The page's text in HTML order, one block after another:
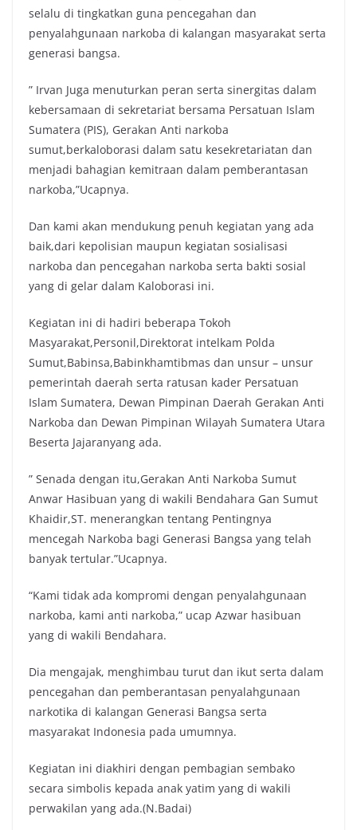
selalu di tingkatkan guna pencegahan dan
penyalahgunaan narkoba di kalangan masyarakat serta
generasi bangsa.
” Irvan Juga menuturkan peran serta sinergitas dalam
kebersamaan di sekretariat bersama Persatuan Islam
Sumatera (PIS), Gerakan Anti narkoba
sumut,berkaloborasi dalam satu kesekretariatan dan
menjadi bahagian kemitraan dalam pemberantasan
narkoba,”Ucapnya.
Dan kami akan mendukung penuh kegiatan yang ada
baik,dari kepolisian maupun kegiatan sosialisasi
narkoba dan pencegahan narkoba serta bakti sosial
yang di gelar dalam Kaloborasi ini.
Kegiatan ini di hadiri beberapa Tokoh
Masyarakat,Personil,Direktorat intelkam Polda
Sumut,Babinsa,Babinkhamtibmas dan unsur – unsur
pemerintah daerah serta ratusan kader Persatuan
Islam Sumatera, Dewan Pimpinan Daerah Gerakan Anti
Narkoba dan Dewan Pimpinan Wilayah Sumatera Utara
Beserta Jajaranyang ada.
” Senada dengan itu,Gerakan Anti Narkoba Sumut
Anwar Hasibuan yang di wakili Bendahara Gan Sumut
Khaidir,ST. menerangkan tentang Pentingnya
mencegah Narkoba bagi Generasi Bangsa yang telah
banyak tertular.”Ucapnya.
“Kami tidak ada kompromi dengan penyalahgunaan
narkoba, kami anti narkoba,” ucap Azwar hasibuan
yang di wakili Bendahara.
Dia mengajak, menghimbau turut dan ikut serta dalam
pencegahan dan pemberantasan penyalahgunaan
narkotika di kalangan Generasi Bangsa serta
masyarakat Indonesia pada umumnya.
Kegiatan ini diakhiri dengan pembagian sembako
secara simbolis kepada anak yatim yang di wakili
perwakilan yang ada.(N.Badai)